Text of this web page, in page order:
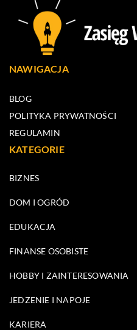
NAWIGACJA
BLOG
POLITYKA PRYWATNOŚCI
REGULAMIN
KATEGORIE
BIZNES
DOM I OGRÓD
EDUKACJA
FINANSE OSOBISTE
HOBBY I ZAINTERESOWANIA
JEDZENIE I NAPOJE
KARIERA